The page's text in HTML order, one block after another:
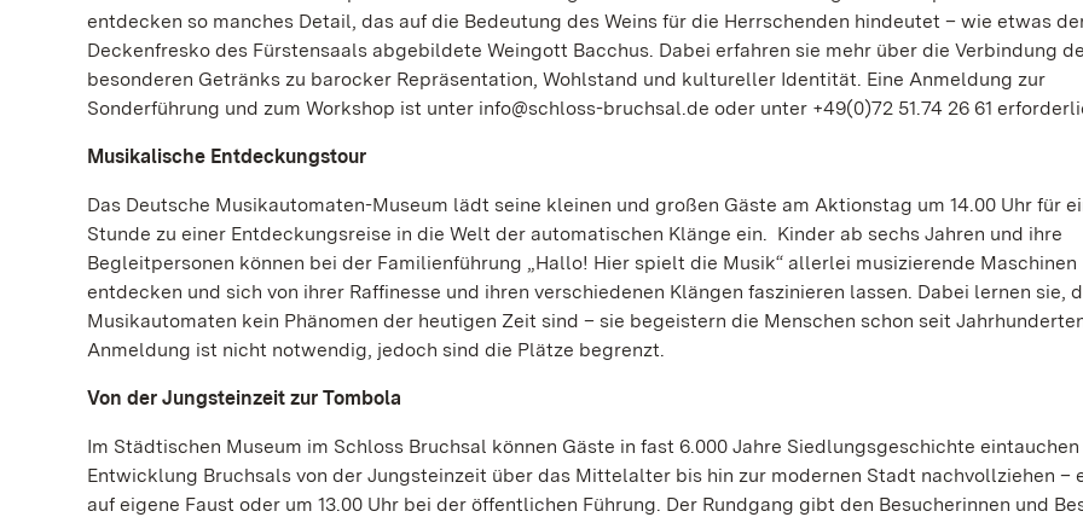
entdecken so manches Detail, das auf die Bedeutung des Weins für die Herrschenden hindeutet – wie etwas
Deckenfresko des Fürstensaals abgebildete Weingott Bacchus. Dabei erfahren sie mehr über die Verbindung
besonderen Getränks zu barocker Repräsentation, Wohlstand und kultureller Identität. Eine Anmeldung zur
Sonderführung und zum Workshop ist unter info@schloss-bruchsal.de oder unter +49(0)72 51.74 26 61
Musikalische Entdeckungstour
Das Deutsche Musikautomaten-Museum lädt seine kleinen und großen Gäste am Aktionstag um 14.00 Uhr für
Stunde zu einer Entdeckungsreise in die Welt der automatischen Klänge ein. Kinder ab sechs Jahren und ihre
Begleitpersonen können bei der Familienführung „Hallo! Hier spielt die Musik“ allerlei musizierende Maschinen
entdecken und sich von ihrer Raffinesse und ihren verschiedenen Klängen faszinieren lassen. Dabei lernen sie,
Musikautomaten kein Phänomen der heutigen Zeit sind – sie begeistern die Menschen schon seit
Anmeldung ist nicht notwendig, jedoch sind die Plätze begrenzt.
Von der Jungsteinzeit zur Tombola
Im Städtischen Museum im Schloss Bruchsal können Gäste in fast 6.000 Jahre Siedlungsgeschichte
Entwicklung Bruchsals von der Jungsteinzeit über das Mittelalter bis hin zur modernen Stadt nachvollziehen –
auf eigene Faust oder um 13.00 Uhr bei der öffentlichen Führung. Der Rundgang gibt den Besucherinnen und